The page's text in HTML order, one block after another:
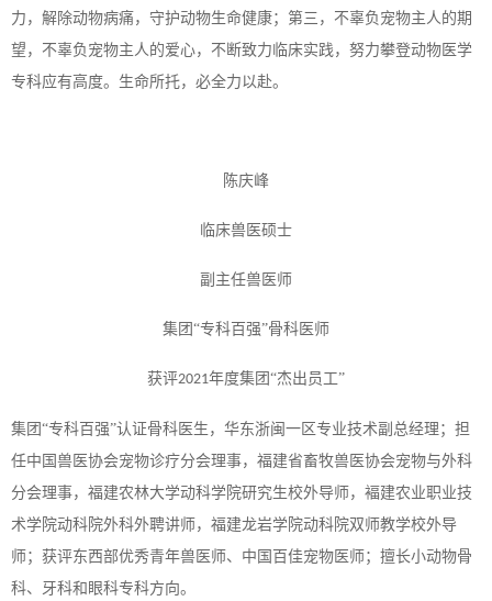
力，解除动物病痛，守护动物生命健康；第三，不辜负宠物主人的期
望，不辜负宠物主人的爱心，不断致力临床实践，努力攀登动物医学
专科应有高度。生命所托，必全力以赴。
陈庆峰
临床兽医硕士
副主任兽医师
集团 “专科百强”骨科医师
获评2021年度集团“杰出员工”
集团 “专科百强”认证骨科医生，华东浙闽一区专业技术副总经理；担
任中国兽医协会宠物诊疗分会理事，福建省畜牧兽医协会宠物与外科
分会理事，福建农林大学动科学院研究生校外导师，褔建农业职业技
术学院动科院外科外聘讲师，福建龙岩学院动科院双师教学校外导
师；获评东西部优秀青年兽医师、中国百佳宠物医师；擅长小动物骨
科、牙科和眼科专科方向。